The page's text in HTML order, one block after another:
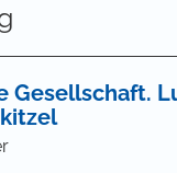
Gesellschaft.